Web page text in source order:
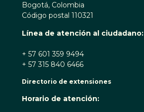
Bogotá, Colombia
Código postal 110321
Línea de atención al ciudadano:
+ 57 601 359 9494
+ 57 315 840 6466
Directorio de extensiones
Horario de atención: